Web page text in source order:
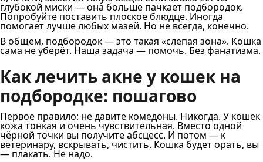
глубокой миски — она больше пачкает подбородок.
Попробуйте поставить плоское блюдце. Иногда
помогает лучше любых мазей. Но не всегда, конечно.
В общем, подбородок — это такая «слепая зона». Кошка
сама не уберёт. Наша задача — помочь. Без фанатизма.
Как лечить акне у кошек на
подбородке: пошагово
Первое правило: не давите комедоны. Никогда. У кошек
кожа тонкая и очень чувствительная. Вместо одной
чёрной точки вы получите абсцесс. И потом — к
ветеринару, вскрывать, чистить. Кошка будет орать, вы
— плакать. Не надо.